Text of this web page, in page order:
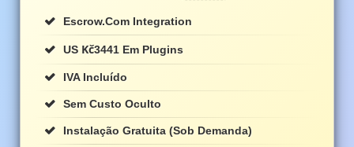
Escrow.com Integration
US Kč3441 Em Plugins
IVA Incluído
Sem Custo Oculto
Instalação Gratuita (sob Demanda)